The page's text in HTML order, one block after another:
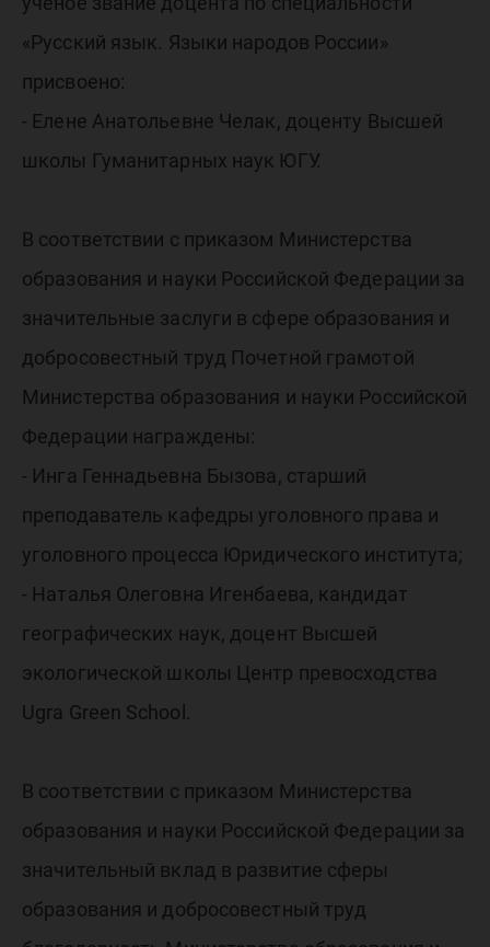
«Русский язык. Языки народов России»
присвоено:
- Елене Анатольевне Челак, доценту Высшей
школы Гуманитарных наук ЮГУ.
В соответствии с приказом Министерства
образования и науки Российской Федерации за
значительные заслуги в сфере образования и
добросовестный труд Почетной грамотой
Министерства образования и науки Российской
Федерации награждены:
- Инга Геннадьевна Бызова, старший
преподаватель кафедры уголовного права и
уголовного процесса Юридического института;
- Наталья Олеговна Игенбаева, кандидат
географических наук, доцент Высшей
экологической школы Центр превосходства
Ugra Green School.
В соответствии с приказом Министерства
образования и науки Российской Федерации за
значительный вклад в развитие сферы
образования и добросовестный труд